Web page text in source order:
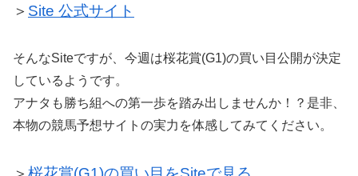
＞ Site 公式サイト
そんなSiteですが、今週は桜花賞(G1)の買い目公開が決定
しているようです。
アナタも勝ち組への第一歩を踏み出しませんか！？是非、
本物の競馬予想サイトの実力を体感してみてください。